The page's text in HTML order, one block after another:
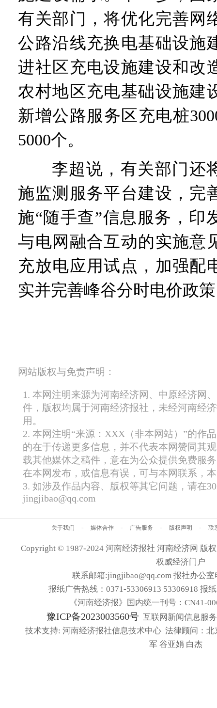
有关部门，将优化完善网
公路沿线充换电基础设施
进社区充电设施建设和改
农村地区充电基础设施建
新增公路服务区充电桩
5000个。
李超说，有关部门还
施监测服务平台建设，完
施“随手查”信息服务，印
与电网融合互动的实施意
充放电应用试点，加强配
实并完善峰谷分时电价政
网站版权与免责声明：
1. 本网注明来源为河南经济网、中原经济网
件，版权均属于河南经济报社，未经河南经
用。
2. 本网注明“来源：XXX（非本网站）”的作
的在于传递更多信息，并不代表本网赞同其
载其他媒体之稿件，意在为公众提供免费服
在本网发布，或信息有误，可与本网联系，
3. 如涉及作品内容、版权等其它问题，请在
jingjibao@qq.com
关于我们 - 媒体合作 - 广告服务 - 版权声明 - 联
Copyright © 1987-2024 河南经济报社 河南经济网 版
权威经济门户
联系邮箱:jingjibao@qq.com 报社办公
报纸广告热线：0371-53306913 53306918 报
《河南经济报》国内统一刊号：CN41-
豫ICP备2023003560号 互联网新闻信息服
技术支持: 河南经济报社信息技术中心 法律顾问：
军 谷亚娟 白杰